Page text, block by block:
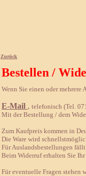
Zurück
Bestellen /
Wenn Sie einen oder
E-Mail , telefonisch (Tel.
Mit der Bestellung / dem
Zum Kaufpreis kommen in
Die Ware wird
Für Auslandsbestellungen
Beim Widerruf erhalten Sie
Für eventuelle Fragen stehen